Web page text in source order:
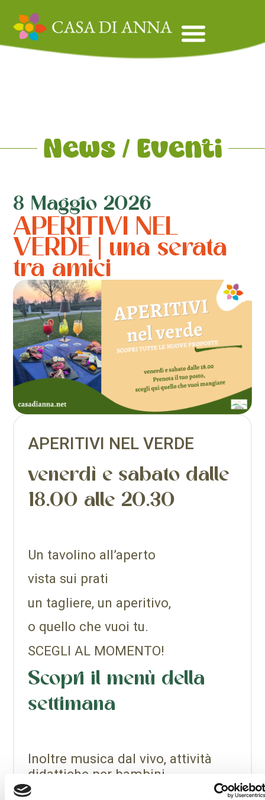
News / Eventi
8 Maggio 2026
APERITIVI NEL
VERDE | una serata
tra amici
APERITIVI NEL VERDE
venerdì e sabato dalle
18.00 alle 20.30
Un tavolino all’aperto
vista sui prati
un tagliere, un aperitivo,
o quello che vuoi tu.
SCEGLI AL MOMENTO!
Scopri il menù della
settimana
Inoltre musica dal vivo, attività
didattiche per bambini,
coreografie tra gli alberi.